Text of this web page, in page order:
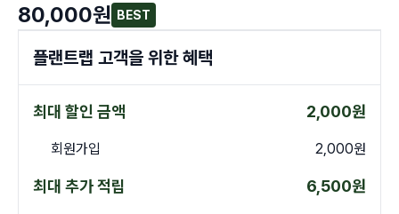
80,000원 BEST
플랜트랩 고객을 위한 혜택
최대 할인 금액 2,000원
회원가입 2,000원
최대 추가 적립 6,500원